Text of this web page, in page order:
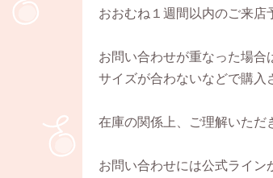
おおむね１週間以内のご来店
お問い合わせが重なった場合
サイズが合わないなどで購入
在庫の関係上、ご理解いただ
お問い合わせには公式ライン